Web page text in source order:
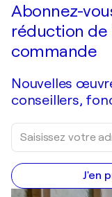
Abonnez-
réduction de
commande
Nouvelles
conseillers,
J'en